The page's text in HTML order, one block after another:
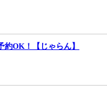
約OK！【じゃらん】